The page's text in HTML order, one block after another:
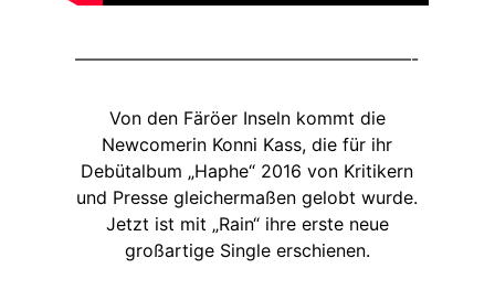
———————————————————-
Von den Färöer Inseln kommt die
Newcomerin Konni Kass, die für ihr
Debütalbum „Haphe“ 2016 von Kritikern
und Presse gleichermaßen gelobt wurde.
Jetzt ist mit „Rain“ ihre erste neue
großartige Single erschienen.